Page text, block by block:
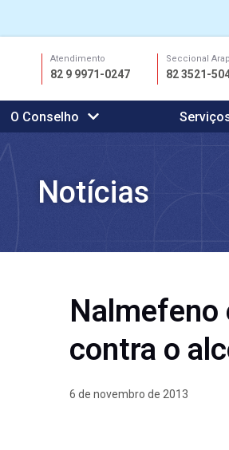
conteúdo
Atendimento
82 9 9971-0247
Seccional
82 3521-
O Conselho
Notícias
Nalmefeno
contra o
6 de novembro de 2013